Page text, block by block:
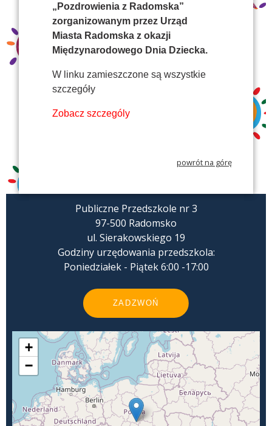
„Pozdrowienia z Radomska”
zorganizowanym przez Urząd
Miasta Radomska z okazji
Międzynarodowego Dnia Dziecka.
W linku zamieszczone są wszystkie
szczegóły
Zobacz szczególy
powrót na górę
Publiczne Przedszkole nr 3
97-500 Radomsko
ul. Sierakowskiego 19
Godziny urzędowania przedszkola:
Poniedziałek - Piątek 6:00 -17:00
ZADZWOŃ
+
−